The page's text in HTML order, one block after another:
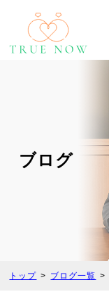
ブログ
トップ ブログ一覧